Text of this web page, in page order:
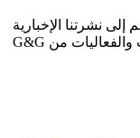
نشرتنا الإخبارية
لتبقى مطلعًا على أحدث التطورات والمنتجات والفعاليات من G&G